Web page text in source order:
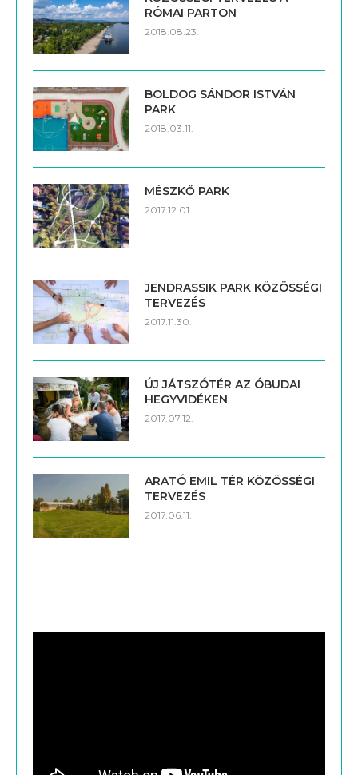
RÓMAI PARTON
2018.08.23.
BOLDOG SÁNDOR ISTVÁN
PARK
2018.03.11.
MÉSZKŐ PARK
2017.12.01.
JENDRASSIK PARK KÖZÖSSÉGI
TERVEZÉS
2017.11.30.
ÚJ JÁTSZÓTÉR AZ ÓBUDAI
HEGYVIDÉKEN
2017.07.12.
ARATÓ EMIL TÉR KÖZÖSSÉGI
TERVEZÉS
2017.06.11.